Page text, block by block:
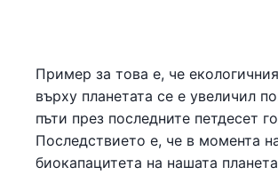
Пример за това е, че
върху планетата се е увеличил
пъти през последните петдесет
Последствието е, че в момента
биокапацитета на нашата